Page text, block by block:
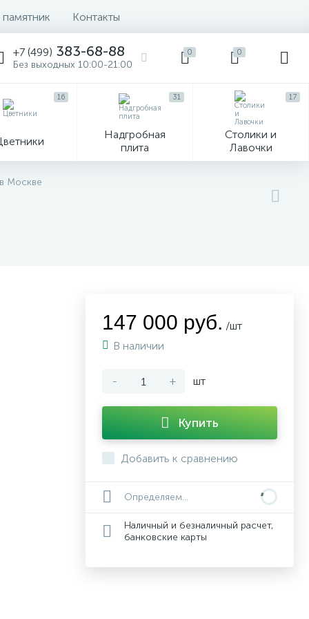
памятник Контакты
+7 (499) 383-68-88
Без выходных 10:00-21:00
0 0
16
Надгробная
плита
31
Столики и
Лавочки
17
Москве
147 000 руб. /шт
В наличии
- + шт
Купить
Добавить к сравнению
Определяем...
Наличный и безналичный расчет,
банковские карты